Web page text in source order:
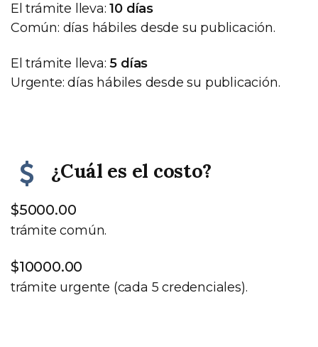
El trámite lleva:10 días
Común: días hábiles desde su publicación.
El trámite lleva:5 días
Urgente: días hábiles desde su publicación.
¿Cuál es el costo?
$5000.00
trámite común.
$10000.00
trámite urgente (cada 5 credenciales).